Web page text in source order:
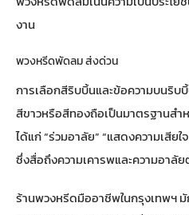
งาน
พวงหรีดพัดลม ส่งด่วน
การเลือกสีริบบิ้นและข้อความบนริ
สีขาวหรือสีทองถือเป็นมาตรฐานส
ได้แก่ “ร่วมอาลัย” “แสดงความเสีย
ซึ่งสื่อถึงความเคารพและความอาลั
ร้านพวงหรีดมืออาชีพในกรุงเทพฯ